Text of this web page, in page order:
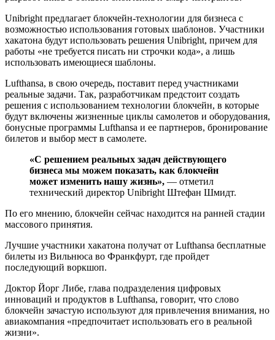
Unibright предлагает блокчейн-технологии для бизнеса с
возможностью использования готовых шаблонов. Участники
хакатона будут использовать решения Unibright, причем для
работы «не требуется писать ни строчки кода», а лишь
использовать имеющиеся шаблоны.
Lufthansa, в свою очередь, поставит перед участниками
реальные задачи. Так, разработчикам предстоит создать
решения с использованием технологии блокчейн, в которые
будут включены жизненные циклы самолетов и оборудования,
бонусные программы Lufthansa и ее партнеров, бронирование
билетов и выбор мест в самолете.
«С решением реальных задач действующего
бизнеса мы можем показать, как блокчейн
может изменить нашу жизнь», — отметил
технический директор Unibright Штефан Шмидт.
По его мнению, блокчейн сейчас находится на ранней стадии
массового принятия.
Лучшие участники хакатона получат от Lufthansa бесплатные
билеты из Вильнюса во Франкфурт, где пройдет
последующий воркшоп.
Доктор Йорг Либе, глава подразделения цифровых
инноваций и продуктов в Lufthansa, говорит, что слово
блокчейн зачастую используют для привлечения внимания, но
авиакомпания «предпочитает использовать его в реальной
жизни».